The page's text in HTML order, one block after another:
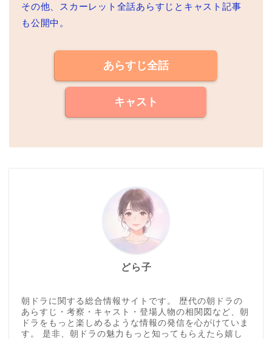
その他、スカーレット全話あらすじとキャスト記事
も公開中。
あらすじ全話
キャスト
どら子
朝ドラに関する総合情報サイトです。 歴代の朝ドラの
あらすじ・考察・キャスト・登場人物の相関図など、朝
ドラをもっと楽しめるような情報の発信を心がけていま
す。 是非、朝ドラの魅力もっと知ってもらえたら嬉し